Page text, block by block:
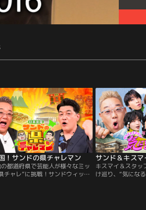
！サンドの県チャレマン
都道府県で芸能人が様々なミッ
チャレ”に挑戦！サンドウィッチ
サンド＆キス
キスマイ＆スタッ
け巡り、“気にな